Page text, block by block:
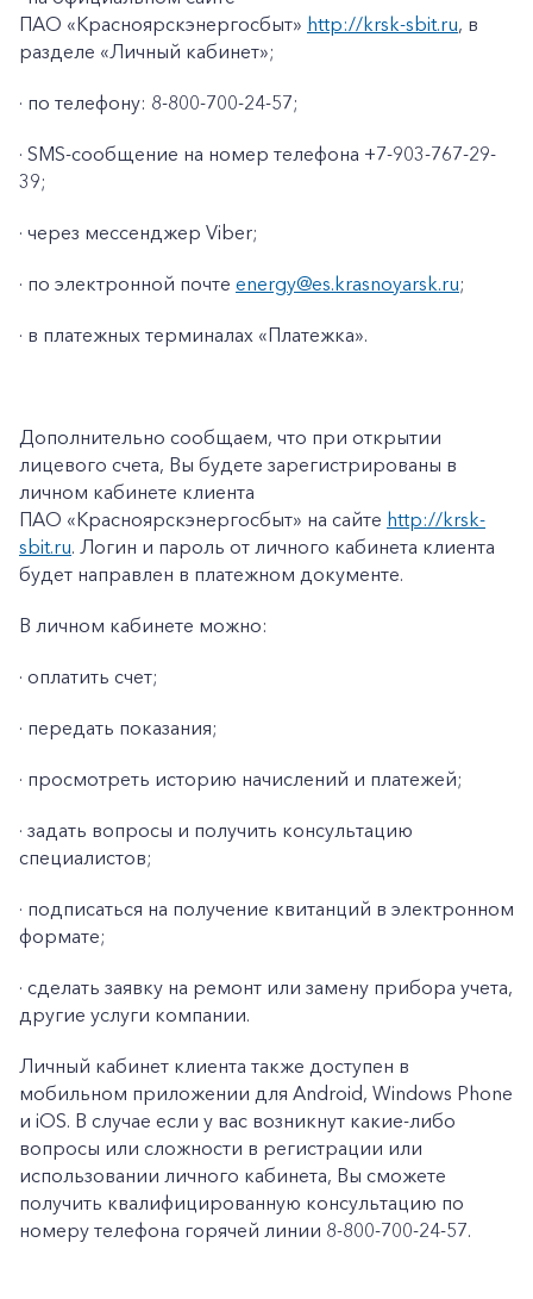
Заказать обратный звонок
Корпоративным клиентам
ПАО «Красноярскэнергосбыт» http://krsk-sbit.ru, в
разделе «Личный кабинет»;
· по телефону: 8-800-700-24-57;
· SMS-сообщение на номер телефона +7-903-767-29-
39;
· через мессенджер Viber;
· по электронной почте energy@es.krasnoyarsk.ru;
· в платежных терминалах «Платежка».
Дополнительно сообщаем, что при открытии
лицевого счета, Вы будете зарегистрированы в
личном кабинете клиента
ПАО «Красноярскэнергосбыт» на сайте http://krsk-
sbit.ru. Логин и пароль от личного кабинета клиента
будет направлен в платежном документе.
В личном кабинете можно:
· оплатить счет;
· передать показания;
· просмотреть историю начислений и платежей;
· задать вопросы и получить консультацию
специалистов;
· подписаться на получение квитанций в электронном
формате;
· сделать заявку на ремонт или замену прибора учета,
другие услуги компании.
Личный кабинет клиента также доступен в
мобильном приложении для Android, Windows Phone
и iOS. В случае если у вас возникнут какие-либо
вопросы или сложности в регистрации или
использовании личного кабинета, Вы сможете
получить квалифицированную консультацию по
номеру телефона горячей линии 8-800-700-24-57.